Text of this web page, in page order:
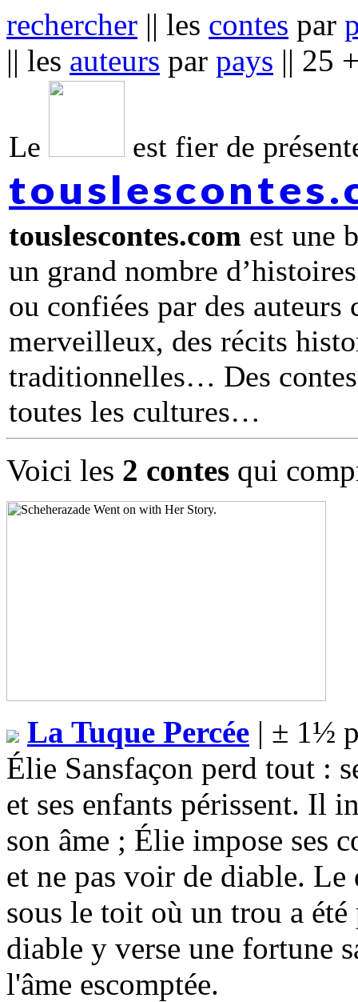
rechercher || les contes par
|| les auteurs par pays || 25
Le est fier de
touslescontes.com est une
un grand nombre
ou confiées par des
merveilleux, des récits
traditionnelles… Des
toutes les cultures
Voici les 2 contes qui
La Tuque Percée | ± 1½
Élie Sansfaçon perd tout :
et ses enfants périssent. Il
son âme ; Élie impose ses
et ne pas voir de diable.
sous le toit où un trou a
diable y verse une fortune
l'âme escomptée.